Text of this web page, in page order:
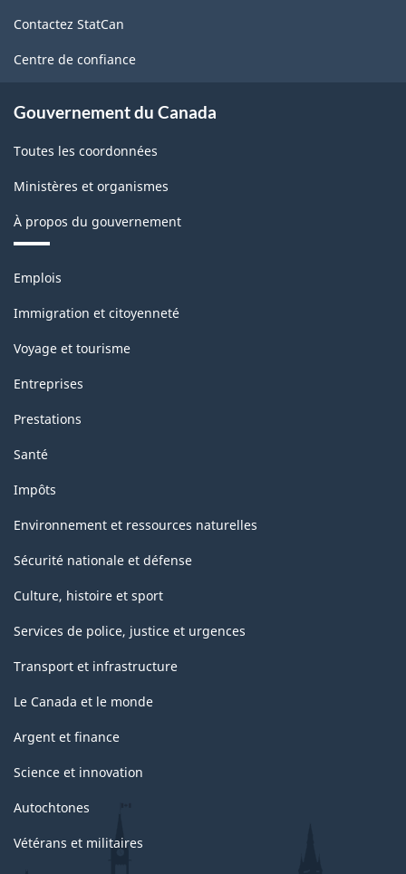
ce
site
Contactez StatCan
Centre de confiance
Gouvernement du Canada
Toutes les coordonnées
Ministères et organismes
À propos du gouvernement
Thèmes
sujets
Emplois
Immigration et citoyenneté
Voyage et tourisme
Entreprises
Prestations
Santé
Impôts
Environnement et ressources naturelles
Sécurité nationale et défense
Culture, histoire et sport
Services de police, justice et urgences
Transport et infrastructure
Le Canada et le monde
Argent et finance
Science et innovation
Autochtones
Vétérans et militaires